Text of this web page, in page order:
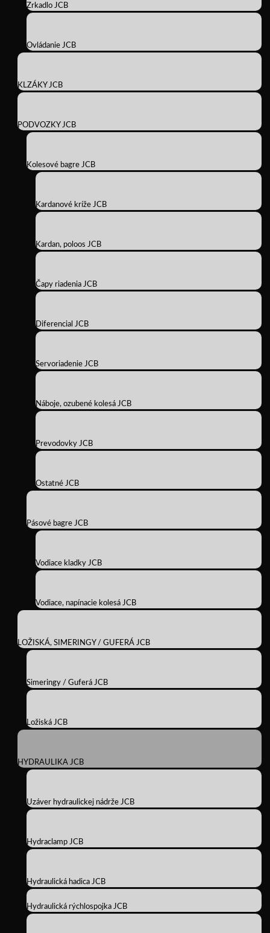
Zrkadlo JCB
Ovládanie JCB
KLZÁKY JCB
PODVOZKY JCB
Kolesové bagre JCB
Kardanové kríže JCB
Kardan, poloos JCB
Čapy riadenia JCB
Diferencial JCB
Servoriadenie JCB
Náboje, ozubené kolesá JCB
Prevodovky JCB
Ostatné JCB
Pásové bagre JCB
Vodiace kladky JCB
Vodiace, napínacie kolesá JCB
LOŽISKÁ, SIMERINGY / GUFERÁ JCB
Simeringy / Guferá JCB
Ložiská JCB
HYDRAULIKA JCB
Uzáver hydraulickej nádrže JCB
Hydraclamp JCB
Hydraulická hadica JCB
Hydraulická rýchlospojka JCB